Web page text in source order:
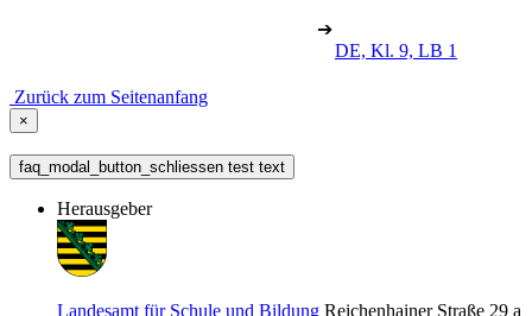
➔
DE, Kl. 9, LB 1
Zurück zum Seitenanfang
×
faq_modal_button_schliessen test text
Herausgeber
Landesamt für Schule und Bildung Reichenhainer Straße 29 a